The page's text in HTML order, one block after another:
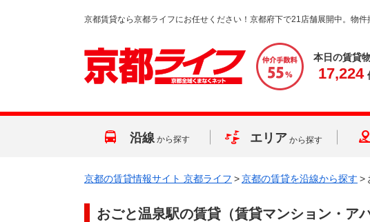
京都賃貸なら京都ライフにお任せください！京都府下で21店舗展開中。物件
本日の賃貸
17,224
沿線 から探す エリア から探す
京都の賃貸情報サイト 京都ライフ >京都の賃貸を沿線から探す >
おごと温泉駅の賃貸（賃貸マンション・ア